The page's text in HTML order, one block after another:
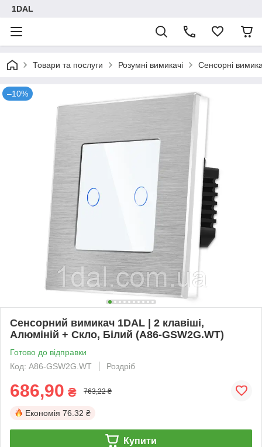
1DAL
Товари та послуги Розумні вимикачі Сенсорні
–10%
Сенсорний вимикач 1DAL | 2 клавіші,
Алюміній + Скло, Білий (A86-GSW2G.WT)
Готово до відправки
Код: A86-GSW2G.WT
Роздріб
686,90 ₴ 763,22 ₴
Економія 76.32 ₴
Купити